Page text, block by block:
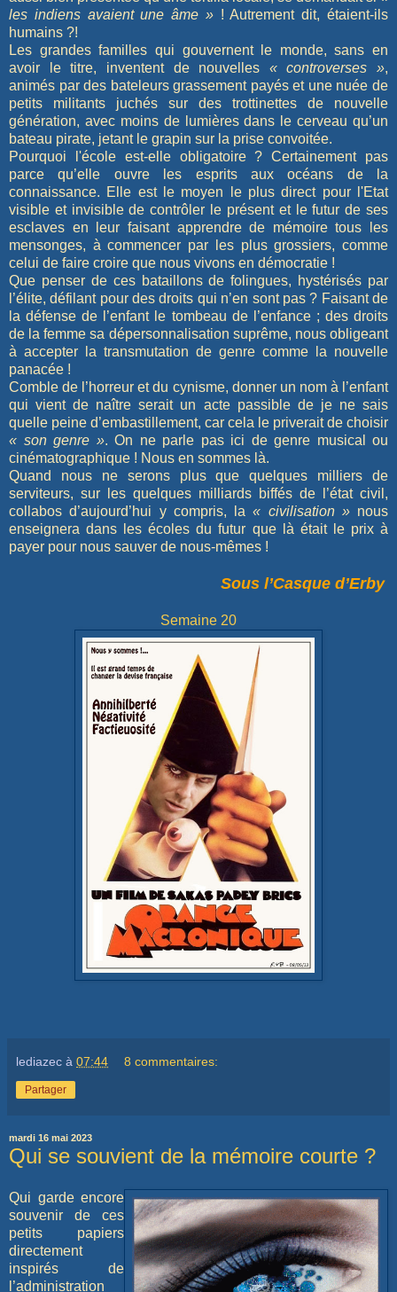
les indiens avaient une âme »! Autrement dit, étaient-ils
humains ?!
Les grandes familles qui gouvernent le monde, sans en
avoir le titre, inventent de nouvelles « controverses »,
animés par des bateleurs grassement payés et une nuée de
petits militants juchés sur des trottinettes de nouvelle
génération, avec moins de lumières dans le cerveau qu’un
bateau pirate, jetant le grapin sur la prise convoitée.
Pourquoi l'école est-elle obligatoire ? Certainement pas
parce qu’elle ouvre les esprits aux océans de la
connaissance. Elle est le moyen le plus direct pour l'Etat
visible et invisible de contrôler le présent et le futur de ses
esclaves en leur faisant apprendre de mémoire tous les
mensonges, à commencer par les plus grossiers, comme
celui de faire croire que nous vivons en démocratie !
Que penser de ces bataillons de folingues, hystérisés par
l’élite, défilant pour des droits qui n’en sont pas ? Faisant de
la défense de l’enfant le tombeau de l’enfance ; des droits
de la femme sa dépersonnalisation suprême, nous obligeant
à accepter la transmutation de genre comme la nouvelle
panacée !
Comble de l’horreur et du cynisme, donner un nom à l’enfant
qui vient de naître serait un acte passible de je ne sais
quelle peine d’embastillement, car cela le priverait de choisir
« son genre ». On ne parle pas ici de genre musical ou
cinématographique ! Nous en sommes là.
Quand nous ne serons plus que quelques milliers de
serviteurs, sur les quelques milliards biffés de l’état civil,
collabos d’aujourd’hui y compris, la« civilisation »nous
enseignera dans les écoles du futur que là était le prix à
payer pour nous sauver de nous-mêmes !
Sous l’Casque d’Erby
Semaine 20
lediazec à 07:44 8 commentaires:
Partager
mardi 16 mai 2023
Qui se souvient de la mémoire courte ?
Qui garde encore
souvenir de ces
petits papiers
directement
inspirés de
l’administration